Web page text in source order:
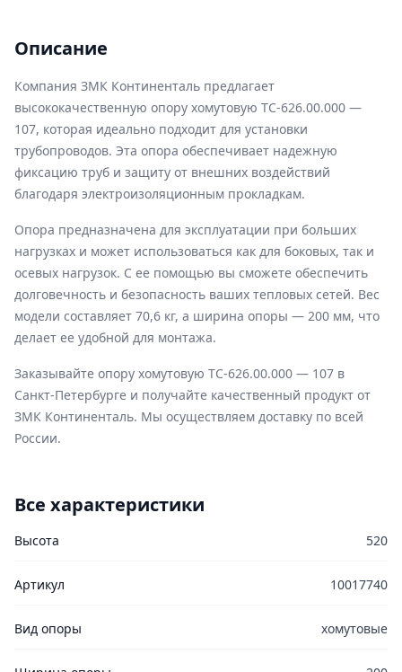
Описание
Компания ЗМК Континенталь предлагает
высококачественную опору хомутовую ТС-626.00.000 —
107, которая идеально подходит для установки
трубопроводов. Эта опора обеспечивает надежную
фиксацию труб и защиту от внешних воздействий
благодаря электроизоляционным прокладкам.
Опора предназначена для эксплуатации при больших
нагрузках и может использоваться как для боковых, так и
осевых нагрузок. С ее помощью вы сможете обеспечить
долговечность и безопасность ваших тепловых сетей. Вес
модели составляет 70,6 кг, а ширина опоры — 200 мм, что
делает ее удобной для монтажа.
Заказывайте опору хомутовую ТС-626.00.000 — 107 в
Санкт-Петербурге и получайте качественный продукт от
ЗМК Континенталь. Мы осуществляем доставку по всей
России.
Все характеристики
Высота 520
Артикул 10017740
Вид опоры хомутовые